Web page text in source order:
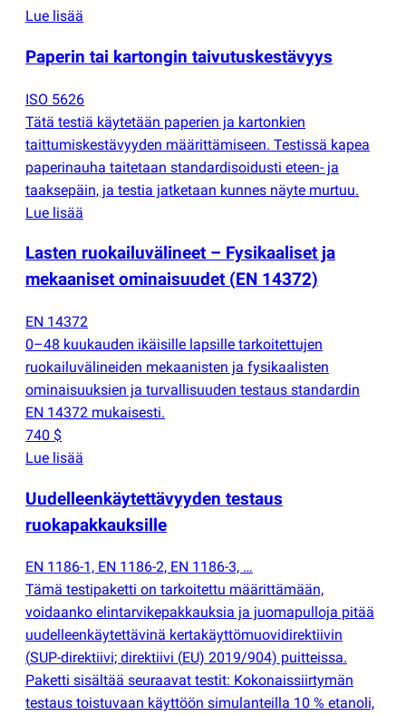
Lue lisää
Paperin tai kartongin taivutuskestävyys
ISO 5626
Tätä testiä käytetään paperien ja kartonkien
taittumiskestävyyden määrittämiseen. Testissä kapea
paperinauha taitetaan standardisoidusti eteen- ja
taaksepäin, ja testia jatketaan kunnes näyte murtuu.
Lue lisää
Lasten ruokailuvälineet – Fysikaaliset ja
mekaaniset ominaisuudet (EN 14372)
EN 14372
0–48 kuukauden ikäisille lapsille tarkoitettujen
ruokailuvälineiden mekaanisten ja fysikaalisten
ominaisuuksien ja turvallisuuden testaus standardin
EN 14372 mukaisesti.
740 $
Lue lisää
Uudelleenkäytettävyyden testaus
ruokapakkauksille
EN 1186-1, EN 1186-2, EN 1186-3, …
Tämä testipaketti on tarkoitettu määrittämään,
voidaanko elintarvikepakkauksia ja juomapulloja pitää
uudelleenkäytettävinä kertakäyttömuovidirektiivin
(SUP-direktiivi; direktiivi (EU) 2019/904) puitteissa.
Paketti sisältää seuraavat testit: Kokonaissiirtymän
testaus toistuvaan käyttöön simulanteilla 10 % etanoli,